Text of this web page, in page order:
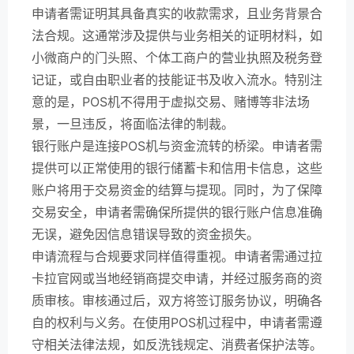
申请者需证明其具备真实的收款需求，且业务背景合
法合规。这通常涉及提供与业务相关的证明材料，如
小微商户的门头照、个体工商户的营业执照及税务登
记证，或自由职业者的技能证书及收入流水。特别注
意的是，POS机不得用于虚拟交易、赌博等非法场
景，一旦违反，将面临法律的制裁。
银行账户是连接POS机与资金流转的桥梁。申请者需
提供可以正常使用的银行储蓄卡和信用卡信息，这些
账户将用于交易资金的结算与提现。同时，为了保障
交易安全，申请者需确保所提供的银行账户信息准确
无误，避免因信息错误导致的资金损失。
申请流程与合规要求同样值得重视。申请者需通过拉
卡拉官网或当地经销商提交申请，并经过服务商的资
质审核。审核通过后，双方将签订服务协议，明确各
自的权利与义务。在使用POS机过程中，申请者需遵
守相关法律法规，如反洗钱规定、消费者保护法等。